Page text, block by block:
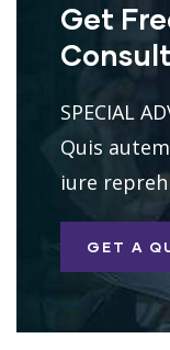
Get
SPECIAL
Quis
iure
GET A